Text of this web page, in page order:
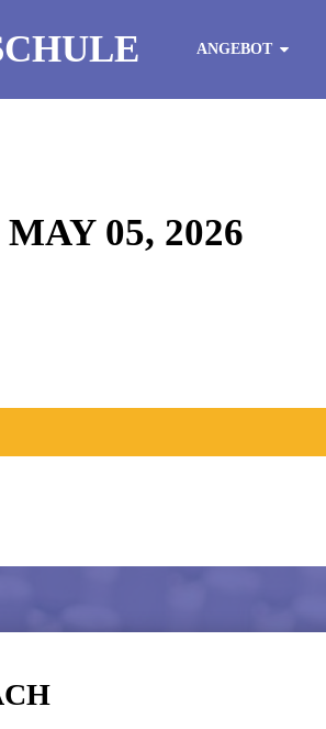
ANGEBOT
05, 2026